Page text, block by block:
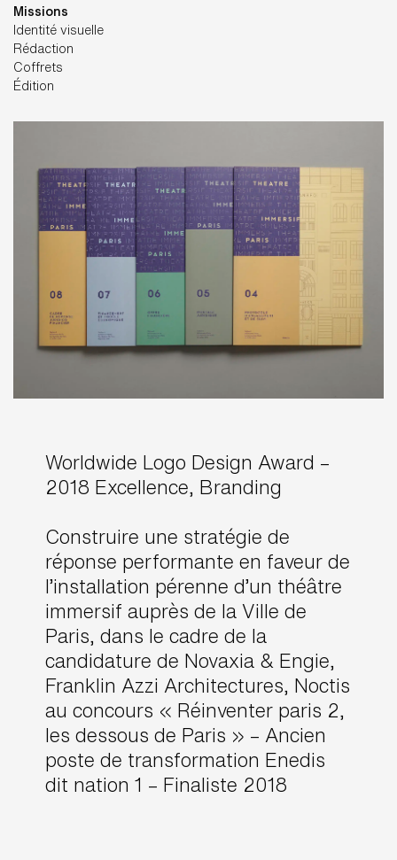
Missions
Identité visuelle
Rédaction
Coffrets
Édition
Worldwide Logo Design Award –
2018 Excellence, Branding
Construire une stratégie de
réponse performante en faveur de
l’installation pérenne d’un théâtre
immersif auprès de la Ville de
Paris, dans le cadre de la
candidature de Novaxia & Engie,
Franklin Azzi Architectures, Noctis
au concours « Réinventer paris 2,
les dessous de Paris » – Ancien
poste de transformation Enedis
dit nation 1 – Finaliste 2018